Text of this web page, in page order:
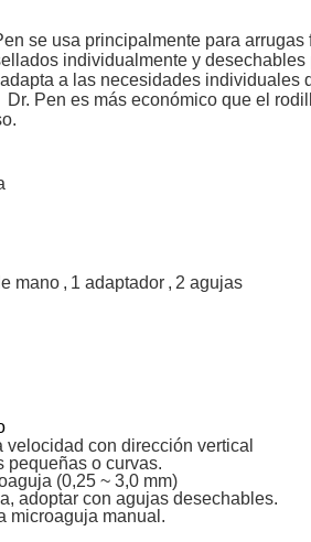
se usa principalmente para
individualmente y
a las necesidades
Dr. Pen es más económico que el
mano , 1 adaptador , 2 agujas
con dirección vertical
pequeñas o curvas.
(0,25 ~ 3,0 mm)
adoptar con agujas desechables.
microaguja manual.